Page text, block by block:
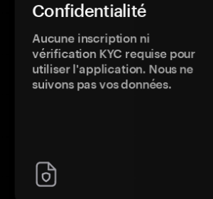
Confidentialité
Aucune inscription ni
vérification KYC requise pour
utiliser l'application. Nous ne
suivons pas vos données.